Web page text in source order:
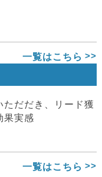
一覧はこちら
だだき、リード獲
果実感
一覧はこちら